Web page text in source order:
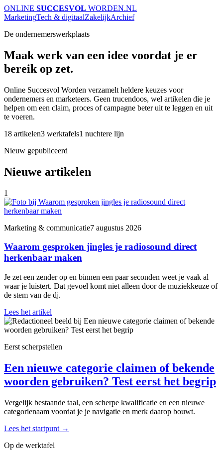
ONLINE SUCCESVOL WORDEN.NL
MarketingTech & digitaalZakelijkArchief
De ondernemerswerkplaats
Maak werk van een idee voordat je er
bereik op zet.
Online Succesvol Worden verzamelt heldere keuzes voor
ondernemers en marketeers. Geen trucendoos, wel artikelen die je
helpen om een claim, proces of campagne beter uit te leggen en uit
te voeren.
18 artikelen3 werktafels1 nuchtere lijn
Nieuw gepubliceerd
Nieuwe artikelen
1
Marketing & communicatie7 augustus 2026
Waarom gesproken jingles je radiosound direct
herkenbaar maken
Je zet een zender op en binnen een paar seconden weet je vaak al
waar je luistert. Dat gevoel komt niet alleen door de muziekkeuze of
de stem van de dj.
Lees het artikel
Eerst scherpstellen
Een nieuwe categorie claimen of bekende
woorden gebruiken? Test eerst het begrip
Vergelijk bestaande taal, een scherpe kwalificatie en een nieuwe
categorienaam voordat je je navigatie en merk daarop bouwt.
Lees het startpunt →
Op de werktafel